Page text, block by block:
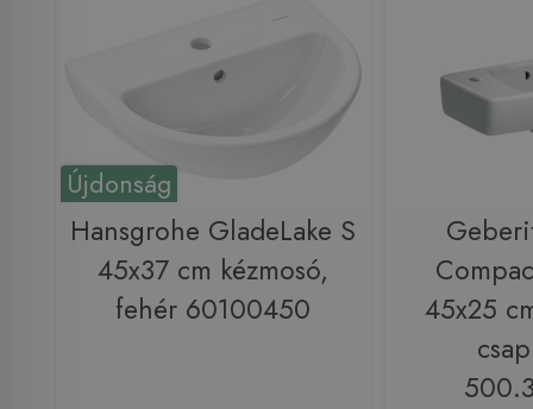
Újdonság
Hansgrohe GladeLake S
45x37 cm kézmosó,
fehér 60100450
45x25